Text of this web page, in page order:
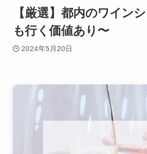
【厳選】都内のワイン
も行く価値あり〜
2024年5月20日